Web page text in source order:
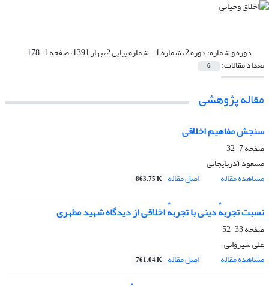
دوره و شماره:دوره 2، شماره 1 - شماره پیاپی 2، بهار 1391، صفحه 1-178
تعداد مقالات: 6
مقاله پژوهشی
سنجش مفاهیم اخلاقی
صفحه7-32
مسعود آذربایجانی
مشاهده مقاله
اصل مقاله 863.75 K
نسبت تجربهٔ دینی با تجربهٔ اخلاقی از دیدگاه شهید مطهری
صفحه33-52
علی شیروانی
مشاهده مقاله
اصل مقاله 761.04 K